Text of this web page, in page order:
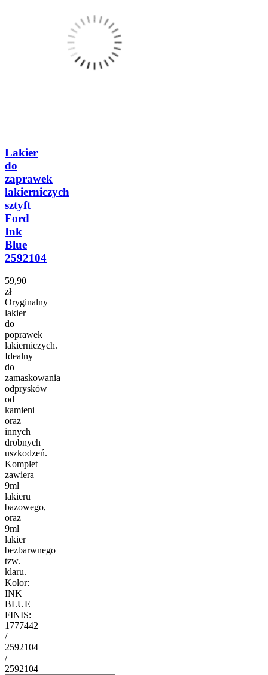
Lakier
do
zaprawek
lakierniczych
sztyft
Ford
Ink
Blue
2592104
59,90
zł
Oryginalny
lakier
do
poprawek
lakierniczych.
Idealny
do
zamaskowania
odprysków
od
kamieni
oraz
innych
drobnych
uszkodzeń.
Komplet
zawiera
9ml
lakieru
bazowego,
oraz
9ml
lakier
bezbarwnego
tzw.
klaru.
Kolor:
INK
BLUE
FINIS:
1777442
/
2592104
/
2592104